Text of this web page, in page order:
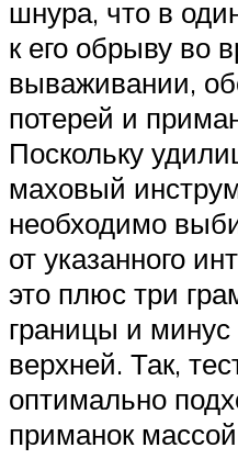
шнура, что в
к его обрыву во
вываживании,
потерей и
Поскольку
маховый
необходимо
от указанного
это плюс три
границы и
верхней. Так,
оптимально
приманок